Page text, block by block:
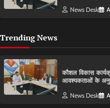
News Desk
Trending News
कौशल विकास
आवश्यकताओं के
News Desk